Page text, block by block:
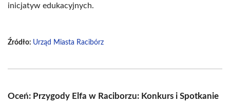
inicjatyw edukacyjnych.
Źródło: Urząd Miasta Racibórz
Oceń: Przygody Elfa w Raciborzu: Konkurs i Spotkanie